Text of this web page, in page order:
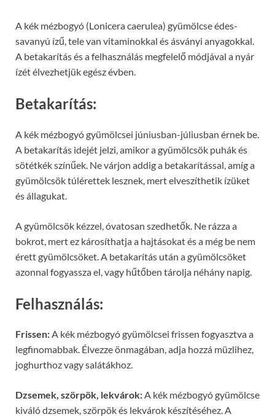
A kék mézbogyó (Lonicera caerulea) gyümölcse édes-
savanyú ízű, tele van vitaminokkal és ásványi anyagokkal.
A betakarítás és a felhasználás megfelelő módjával a nyár
ízét élvezhetjük egész évben.
Betakarítás:
A kék mézbogyó gyümölcsei júniusban-júliusban érnek be.
A betakarítás idejét jelzi, amikor a gyümölcsök puhák és
sötétkék színűek. Ne várjon addig a betakarítással, amíg a
gyümölcsök túlérettek lesznek, mert elveszíthetik ízüket
és állagukat.
A gyümölcsök kézzel, óvatosan szedhetők. Ne rázza a
bokrot, mert ez károsíthatja a hajtásokat és a még be nem
érett gyümölcsöket. A betakarítás után a gyümölcsöket
azonnal fogyassza el, vagy hűtőben tárolja néhány napig.
Felhasználás:
Frissen:A kék mézbogyó gyümölcsei frissen fogyasztva a
legfinomabbak. Élvezze önmagában, adja hozzá müzlihez,
joghurthoz vagy salátákhoz.
Dzsemek, szörpök, lekvárok:A kék mézbogyó gyümölcse
kiváló dzsemek, szörpök és lekvárok készítéséhez. A